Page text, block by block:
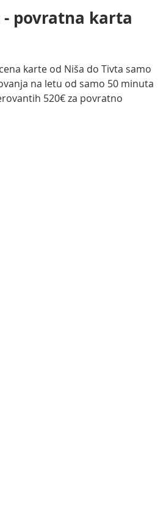
povratna karta
karte od Niša do Tivta samo
na letu od samo 50 minuta
520€ za povratno